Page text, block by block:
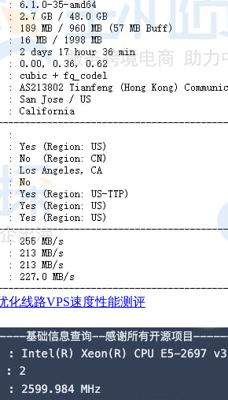
化线路VPS速度性能测评